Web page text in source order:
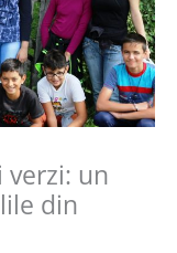
verzi: un
din